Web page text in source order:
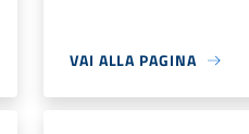
VAI ALLA PAGINA